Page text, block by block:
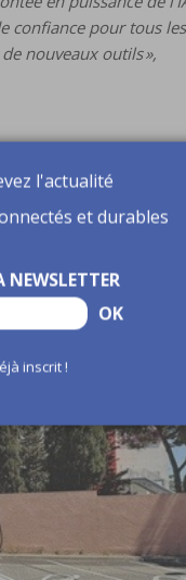
confiance pour tous les
nouveaux outils »,
l'actualité
et durables
NEWSLETTER
OK
inscrit !